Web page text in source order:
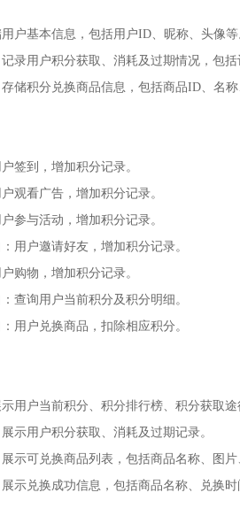
用户基本信息，包括用户ID、昵称、头像等
记录用户积分获取、消耗及过期情况，包
存储积分兑换商品信息，包括商品ID、名
签到，增加积分记录。
观看广告，增加积分记录。
参与活动，增加积分记录。
用户邀请好友，增加积分记录。
购物，增加积分记录。
查询用户当前积分及积分明细。
用户兑换商品，扣除相应积分。
示用户当前积分、积分排行榜、积分获取途
展示用户积分获取、消耗及过期记录。
展示可兑换商品列表，包括商品名称、图片
展示兑换成功信息，包括商品名称、兑换时